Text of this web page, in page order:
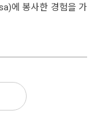
에 봉사한 경험을 가